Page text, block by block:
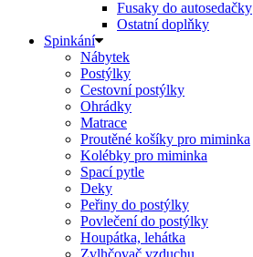
Fusaky do autosedačky
Ostatní doplňky
Spinkání
Nábytek
Postýlky
Cestovní postýlky
Ohrádky
Matrace
Proutěné košíky pro miminka
Kolébky pro miminka
Spací pytle
Deky
Peřiny do postýlky
Povlečení do postýlky
Houpátka, lehátka
Zvlhčovač vzduchu